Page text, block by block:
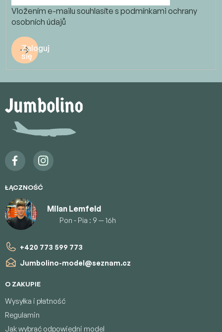
Vložením e-mailu souhlasíte s podmínkami ochrany
osobních údajů
Zaloguj
się
o
ŁĄCZNOŚĆ
Milan Lemfeld
Pon - Pia : 9 — 16h
+420 773 599 773
Jumbolino-model@seznam.cz
O ZAKUPIE
Wysyłka i płatność
Regulamin
Jak wybrać odpowiedni model